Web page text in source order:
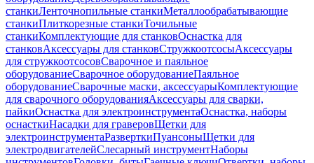
станкиЛенточнопильные станкиМеталлообрабатывающие
станкиПлиткорезные станкиТочильные
станкиКомплектующие для станковОснастка для
станковАксессуары для станковСтружкоотсосыАксессуары
для стружкоотсосовСварочное и паяльное
оборудованиеСварочное оборудованиеПаяльное
оборудованиеСварочные маски, аксессуарыКомплектующие
для сварочного оборудованияАксессуары для сварки,
пайкиОснастка для электроинструментаОснастка, наборы
оснасткиНасадки для граверовЩетки для
электроинструментаРазверткиПуансоныЩетки для
электродвигателейСлесарный инструментНаборы